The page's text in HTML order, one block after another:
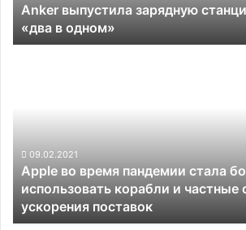
Anker выпустила зарядную
«два в одном»
использовать
корабли
частные
самолёты
09.02.2021
Apple во время пандемии стала
использовать корабли и
ускорения поставок